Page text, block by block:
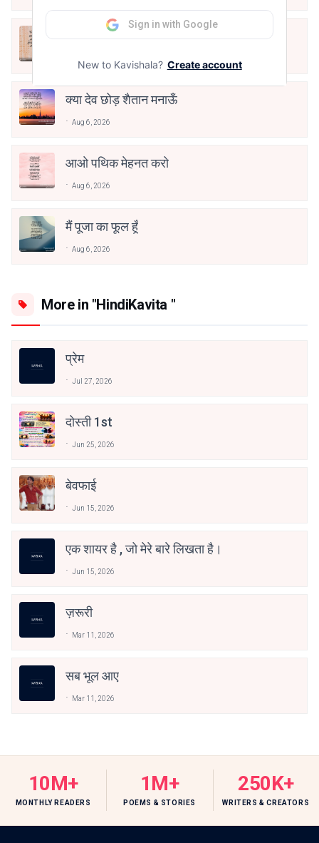
अपनत्व
क्या देव छोड़ शैतान मनाऊँ
Aug 6, 2026
आओ पथिक मेहनत करो
Aug 6, 2026
मैं पूजा का फूल हूँ
Aug 6, 2026
More in "HindiKavita "
प्रेम
Jul 27, 2026
दोस्ती 1st
Jun 25, 2026
बेवफाई
Jun 15, 2026
एक शायर है , जो मेरे बारे लिखता है।
Jun 15, 2026
ज़रूरी
Mar 11, 2026
सब भूल आए
Mar 11, 2026
10M+
MONTHLY READERS
1M+
POEMS & STORIES
250K+
WRITERS & CREATORS
Sign in with Google
New to Kavishala? Create account